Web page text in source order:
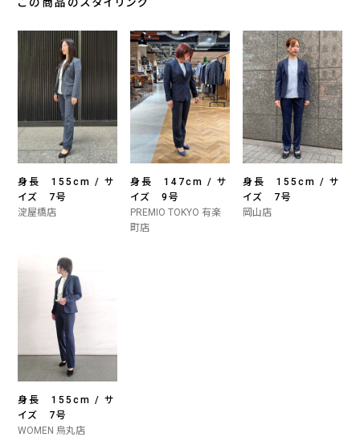
この商品のスタイリング
身長 155cm / サ
イズ 7号
淀屋橋店
身長 147cm / サ
イズ 9号
PREMIO TOKYO 有楽
町店
身長 155cm / サ
イズ 7号
岡山店
身長 155cm / サ
イズ 7号
WOMEN 烏丸店